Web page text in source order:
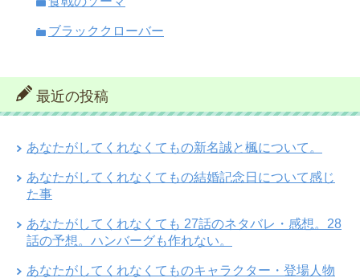
ブラッククローバー
最近の投稿
あなたがしてくれなくてもの新名誠と楓について。
あなたがしてくれなくてもの結婚記念日について感じ
た事
あなたがしてくれなくても 27話のネタバレ・感想。28
話の予想。ハンバーグも作れない。
あなたがしてくれなくてものキャラクター・登場人物